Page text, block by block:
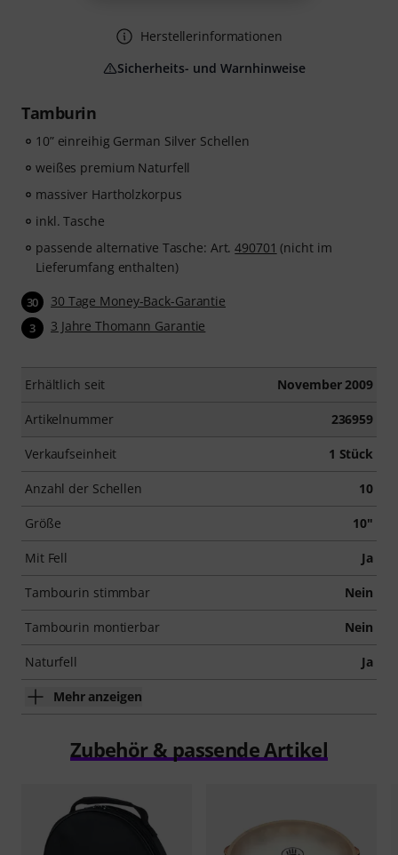
Tamburin
10” einreihig German Silver Schellen
weißes premium Naturfell
massiver Hartholzkorpus
inkl. Tasche
passende alternative Tasche: Art.490701 (nicht im
Lieferumfang enthalten)
30 30 Tage Money-Back-Garantie
3 3 Jahre Thomann Garantie
Erhältlich seit November 2009
Artikelnummer 236959
Verkaufseinheit 1 Stück
Anzahl der Schellen 10
Größe 10"
Mit Fell Ja
Tambourin stimmbar Nein
Tambourin montierbar Nein
Naturfell Ja
Mehr anzeigen
Herstellerinformationen
Sicherheits- und Warnhinweise
Zubehör & passende Artikel